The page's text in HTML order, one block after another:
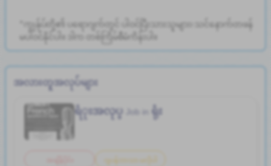
*ကျွန်ုပ်တို့၏ ပရောဂျက်တွင် ပါဝင်ပြီးသားသူများ၊ သင်နောက်တဖန်
မပါဝင်နိုင်ပါ။ ဒါက တစ်ကြိမ်စီမံကိန်းပါ။
အလားတူအလုပ်များ
ရံုးအလုပ္ ရုံး
ဂျပန်ဘာသာ မလိုပါ